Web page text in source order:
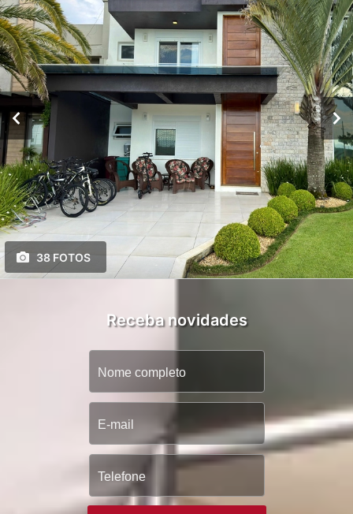
38 FOTOS
Receba novidades